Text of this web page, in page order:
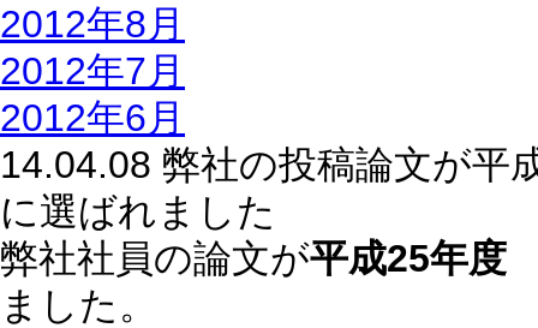
2012年8月
2012年7月
2012年6月
14.04.08 弊社の投稿論文が
に選ばれました
弊社社員の論文が平成25年度
ました。